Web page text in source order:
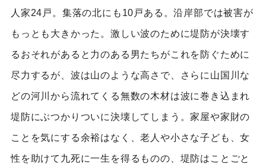
人家24戸。集落の北にも10戸ある。沿岸部では被害が
もっとも大きかった。激しい波のために堤防が決壊す
るおそれがあると力のある男たちがこれを防ぐために
尽力するが、波は山のような高さで、さらに山国川な
どの河川から流れてくる無数の木材は波に巻き込まれ
堤防にぶつかりついに決壊してしまう。家屋や家財の
ことを気にする余裕はなく、老人や小さな子ども、女
性を助けて九死に一生を得るものの、堤防はことごと